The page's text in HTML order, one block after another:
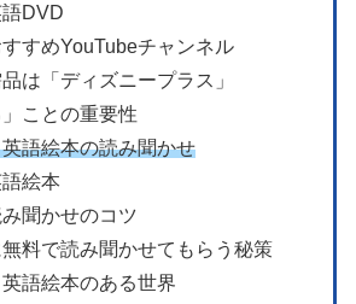
語DVD
すすめYouTubeチャンネル
は「ディズニープラス」
ことの重要性
語絵本の読み聞かせ
絵本
聞かせのコツ
無料で読み聞かせてもらう秘策
語絵本のある世界